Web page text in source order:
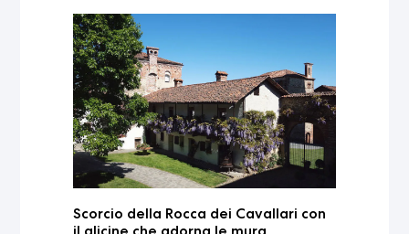
Scorcio della Rocca dei Cavallari con